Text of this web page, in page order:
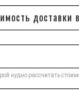
доставки
нудно рассчитать